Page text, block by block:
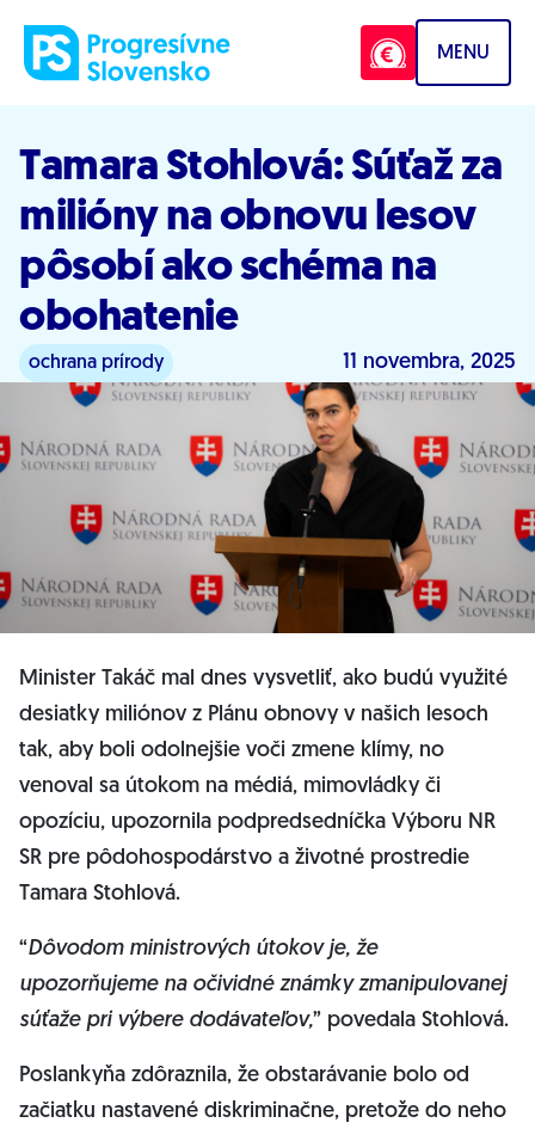
MENU
Tamara Stohlová: Súťaž za
milióny na obnovu lesov
pôsobí ako schéma na
obohatenie
ochrana prírody 11 novembra, 2025
Minister Takáč mal dnes vysvetliť, ako budú využité
desiatky miliónov z Plánu obnovy v našich lesoch
tak, aby boli odolnejšie voči zmene klímy, no
venoval sa útokom na médiá, mimovládky či
opozíciu, upozornila podpredsedníčka Výboru NR
SR pre pôdohospodárstvo a životné prostredie
Tamara Stohlová.
“Dôvodom ministrových útokov je, že
upozorňujeme na očividné známky zmanipulovanej
súťaže pri výbere dodávateľov,” povedala Stohlová.
Poslankyňa zdôraznila, že obstarávanie bolo od
začiatku nastavené diskriminačne, pretože do neho